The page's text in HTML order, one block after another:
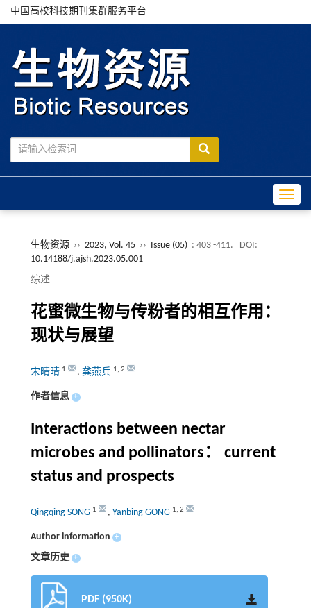
中国高校科技期刊集群服务平台
生物资源 ›› 2023, Vol. 45 ›› Issue (05) : 403 -411.
DOI:
10.14188/j.ajsh.2023.05.001
综述
花蜜微生物与传粉者的相互作用：
现状与展望
宋晴晴 1 , 龚燕兵 1, 2
作者信息 +
Interactions between nectar
microbes and pollinators： current
status and prospects
Qingqing SONG 1 , Yanbing GONG 1, 2
Author information +
文章历史 +
PDF (950K)